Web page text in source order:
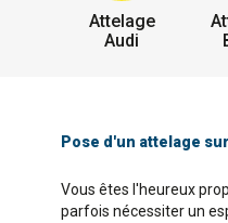
Attelage
Audi
Pose d'un attelage
Vous êtes l'heureux
parfois nécessiter un